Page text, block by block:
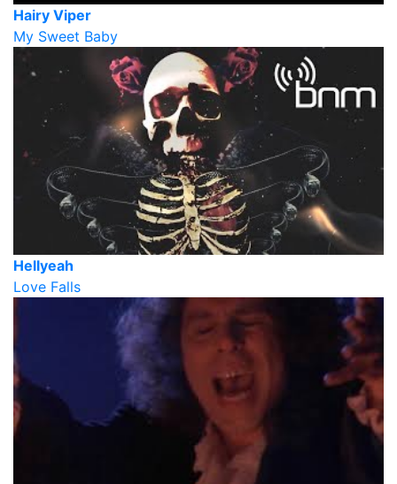
Hairy Viper
My Sweet Baby
Hellyeah
Love Falls